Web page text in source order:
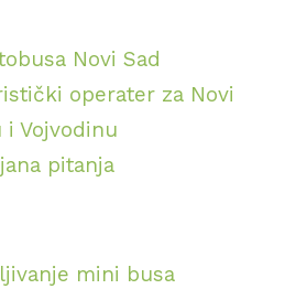
Novi Sad
operater za Novi
i Vojvodinu
pitanja
mini busa